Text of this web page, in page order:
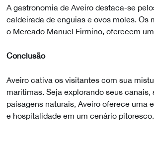
A gastronomia de Aveiro destaca-se
caldeirada de enguias e ovos moles.
o Mercado Manuel Firmino, oferecem
Conclusão
Aveiro cativa os visitantes com sua
marítimas. Seja explorando seus
paisagens naturais, Aveiro oferece uma
e hospitalidade em um cenário pitoresco.